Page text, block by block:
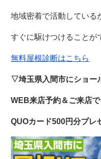
地域密着で活動している
すぐに駆けつけることが
無料屋根診断はこちら
▽埼玉県入間市にショー
WEB来店予約＆ご来店で
QUOカード500円分プレ